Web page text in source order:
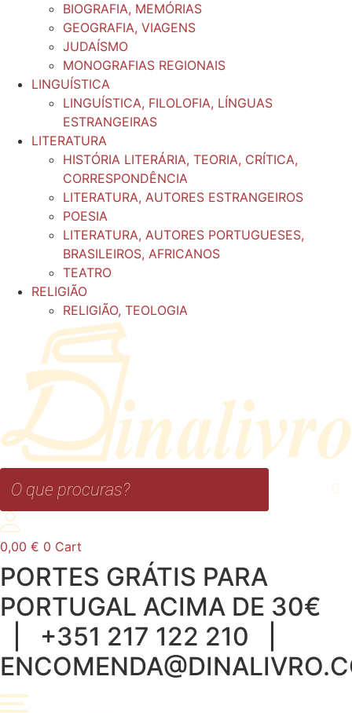
BIOGRAFIA, MEMÓRIAS
GEOGRAFIA, VIAGENS
JUDAÍSMO
MONOGRAFIAS REGIONAIS
LINGUÍSTICA
LINGUÍSTICA, FILOLOFIA, LÍNGUAS
ESTRANGEIRAS
LITERATURA
HISTÓRIA LITERÁRIA, TEORIA, CRÍTICA,
CORRESPONDÊNCIA
LITERATURA, AUTORES ESTRANGEIROS
POESIA
LITERATURA, AUTORES PORTUGUESES,
BRASILEIROS, AFRICANOS
TEATRO
RELIGIÃO
RELIGIÃO, TEOLOGIA
0,00 € 0 Cart
PORTES GRÁTIS PARA
PORTUGAL ACIMA DE 30€
| +351 217 122 210 |